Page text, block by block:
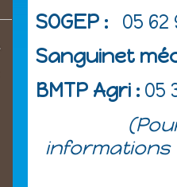
SOGEP :
05 62
Sanguinet
BMTP Agri : 05
informations